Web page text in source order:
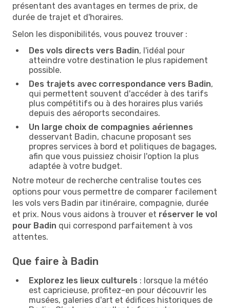
présentant des avantages en termes de prix, de
durée de trajet et d'horaires.
Selon les disponibilités, vous pouvez trouver :
Des vols directs vers Badin, l'idéal pour
atteindre votre destination le plus rapidement
possible.
Des trajets avec correspondance vers Badin,
qui permettent souvent d'accéder à des tarifs
plus compétitifs ou à des horaires plus variés
depuis des aéroports secondaires.
Un large choix de compagnies aériennes
desservant Badin, chacune proposant ses
propres services à bord et politiques de bagages,
afin que vous puissiez choisir l'option la plus
adaptée à votre budget.
Notre moteur de recherche centralise toutes ces
options pour vous permettre de comparer facilement
les vols vers Badin par itinéraire, compagnie, durée
et prix. Nous vous aidons à trouver et réserver le vol
pour Badin qui correspond parfaitement à vos
attentes.
Que faire à Badin
Explorez les lieux culturels : lorsque la météo
est capricieuse, profitez-en pour découvrir les
musées, galeries d'art et édifices historiques de